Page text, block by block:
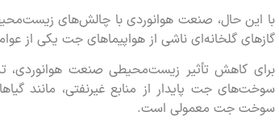
با این حال، صنعت هوانوردی با چالش‌های
گازهای گلخانه‌ای ناشی از هواپیماهای جت یکی از
برای کاهش تأثیر زیست‌محیطی صنعت
سوخت‌های جت پایدار از منابع غیرنفتی، مانند
سوخت جت معمولی است.